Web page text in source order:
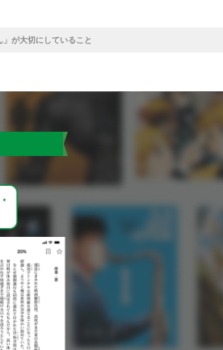
が大切にしていること